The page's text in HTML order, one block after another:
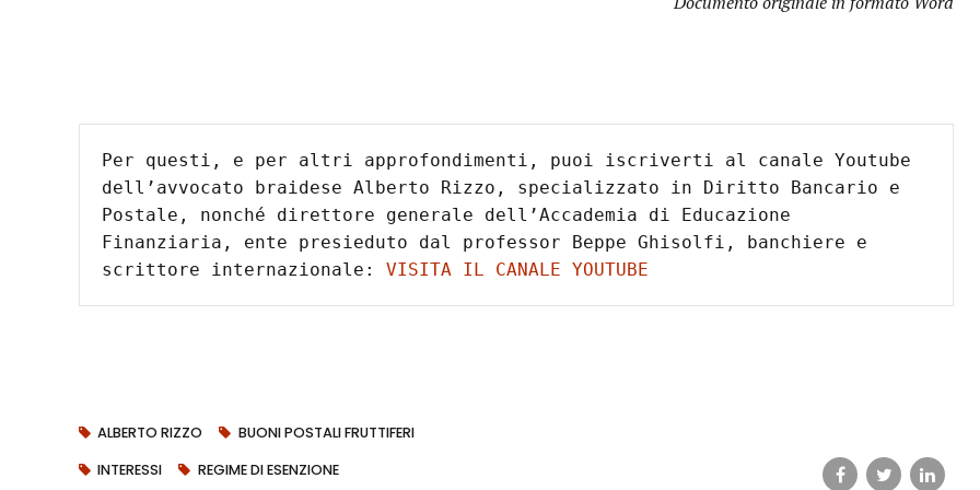
Per questi, e per altri approfondimenti, puoi iscriverti al canale Youtube
dell’avvocato braidese Alberto Rizzo, specializzato in Diritto Bancario e
Postale, nonché direttore generale dell’Accademia di Educazione
Finanziaria, ente presieduto dal professor Beppe Ghisolfi, banchiere e
scrittore internazionale: VISITA IL CANALE YOUTUBE
ALBERTO RIZZO
BUONI POSTALI FRUTTIFERI
INTERESSI
REGIME DI ESENZIONE